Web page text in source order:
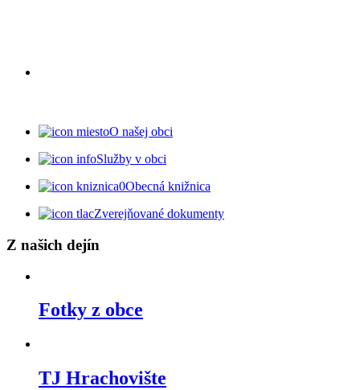
O našej obci
Služby v obci
Obecná knižnica
Zverejňované dokumenty
Z našich dejín
Fotky z obce
TJ Hrachovište